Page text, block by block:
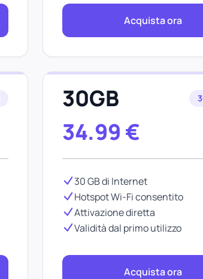
Acquista ora
30GB
34.99 €
30 GB di Internet
Hotspot Wi-Fi consentito
Attivazione diretta
Validità dal primo utilizzo
Acquista ora